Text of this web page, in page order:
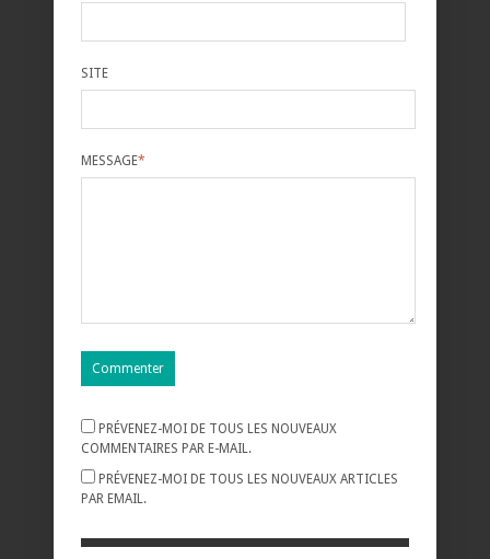
SITE
MESSAGE*
PRÉVENEZ-MOI DE TOUS LES NOUVEAUX
COMMENTAIRES PAR E-MAIL.
PRÉVENEZ-MOI DE TOUS LES NOUVEAUX ARTICLES
PAR EMAIL.